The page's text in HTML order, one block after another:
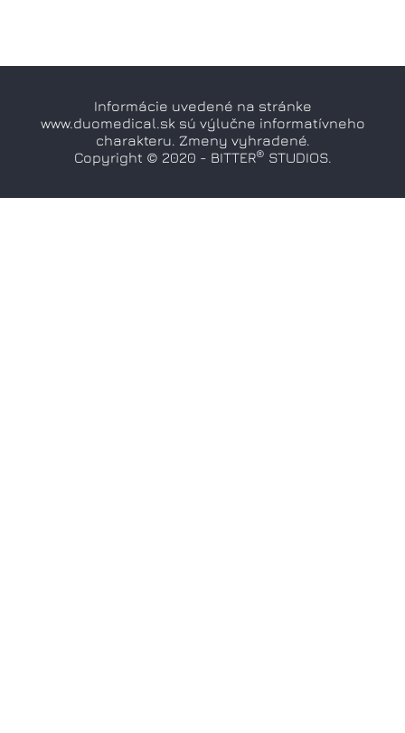
Informácie uvedené na stránke
www.duomedical.sk sú výlučne informatívneho
charakteru. Zmeny vyhradené.
Copyright © 2020 - BITTER® STUDIOS.